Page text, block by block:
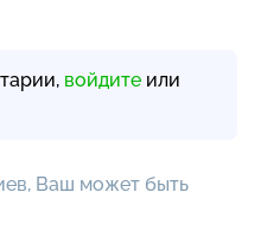
войдите или
Ваш может быть